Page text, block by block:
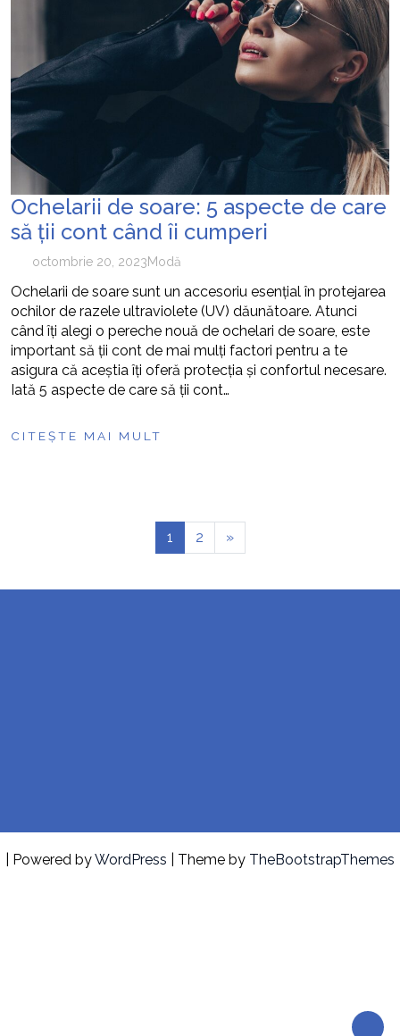
Ochelarii de soare: 5 aspecte de care
să ții cont când îi cumperi
octombrie 20, 2023Modă
Ochelarii de soare sunt un accesoriu esențial în protejarea
ochilor de razele ultraviolete (UV) dăunătoare. Atunci
când îți alegi o pereche nouă de ochelari de soare, este
important să ții cont de mai mulți factori pentru a te
asigura că aceștia îți oferă protecția și confortul necesare.
Iată 5 aspecte de care să ții cont…
CITEȘTE MAI MULT
1 2 »
| Powered byWordPress | Theme by TheBootstrapThemes